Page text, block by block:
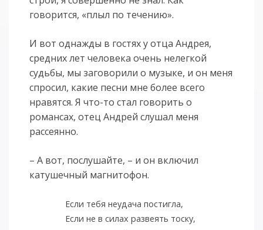
говорится, «плыл по течению».
И вот однажды в гостях у отца Андрея,
средних лет человека очень нелегкой
судьбы, мы заговорили о музыке, и он меня
спросил, какие песни мне более всего
нравятся. Я что-то стал говорить о
романсах, отец Андрей слушал меня
рассеянно.
– А вот, послушайте, – и он включил
катушечный магнитофон.
Если тебя неудача постигла,
Если не в силах развеять тоску,